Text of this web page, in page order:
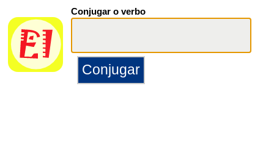
Conjugar o verbo